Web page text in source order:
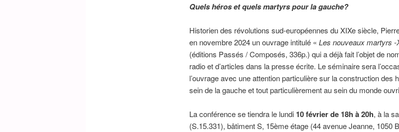
Quels héros et quels martyrs pour la gauche?
Historien des révolutions sud-européennes du XIXe siècle,
en novembre 2024 un ouvrage intitulé « Les nouveaux martyrs
(éditions Passés / Composés, 336p.) qui a déjà fait l’objet de
radio et d’articles dans la presse écrite. Le séminaire sera
l’ouvrage avec une attention particulière sur la construction des
sein de la gauche et tout particulièrement au sein du monde
La conférence se tiendra le lundi 10 février de 18h à 20h, à la
(S.15.331), bâtiment S, 15ème étage (44 avenue Jeanne, 1050